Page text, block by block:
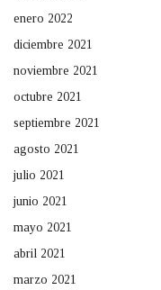
enero 2022
diciembre 2021
noviembre 2021
octubre 2021
septiembre 2021
agosto 2021
julio 2021
junio 2021
mayo 2021
abril 2021
marzo 2021